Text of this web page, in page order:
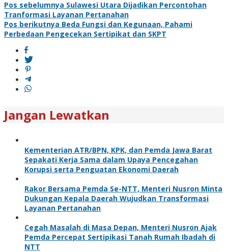
Pos sebelumnya Sulawesi Utara Dijadikan Percontohan
Tranformasi Layanan Pertanahan
Pos berikutnya Beda Fungsi dan Kegunaan, Pahami
Perbedaan Pengecekan Sertipikat dan SKPT
Jangan Lewatkan
Kementerian ATR/BPN, KPK, dan Pemda Jawa Barat
Sepakati Kerja Sama dalam Upaya Pencegahan
Korupsi serta Penguatan Ekonomi Daerah
Rakor Bersama Pemda Se-NTT, Menteri Nusron Minta
Dukungan Kepala Daerah Wujudkan Transformasi
Layanan Pertanahan
Cegah Masalah di Masa Depan, Menteri Nusron Ajak
Pemda Percepat Sertipikasi Tanah Rumah Ibadah di
NTT